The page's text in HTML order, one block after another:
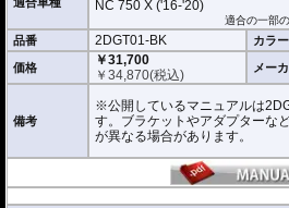
ハンドルバー径が22.2mmの場合はハンドルバ
要。現車で必ずご確認ください。
NC 750 X ('16-'20)
適合の一部
品番 2DGT01-BK カラー
価格
￥31,700
￥34,870(税込) メー
備考
※公開しているマニュアルは
す。ブラケットやアダプターな
が異なる場合があります。